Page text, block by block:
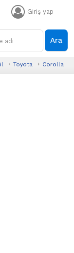
Giriş yap
Ara
Toyota Corolla